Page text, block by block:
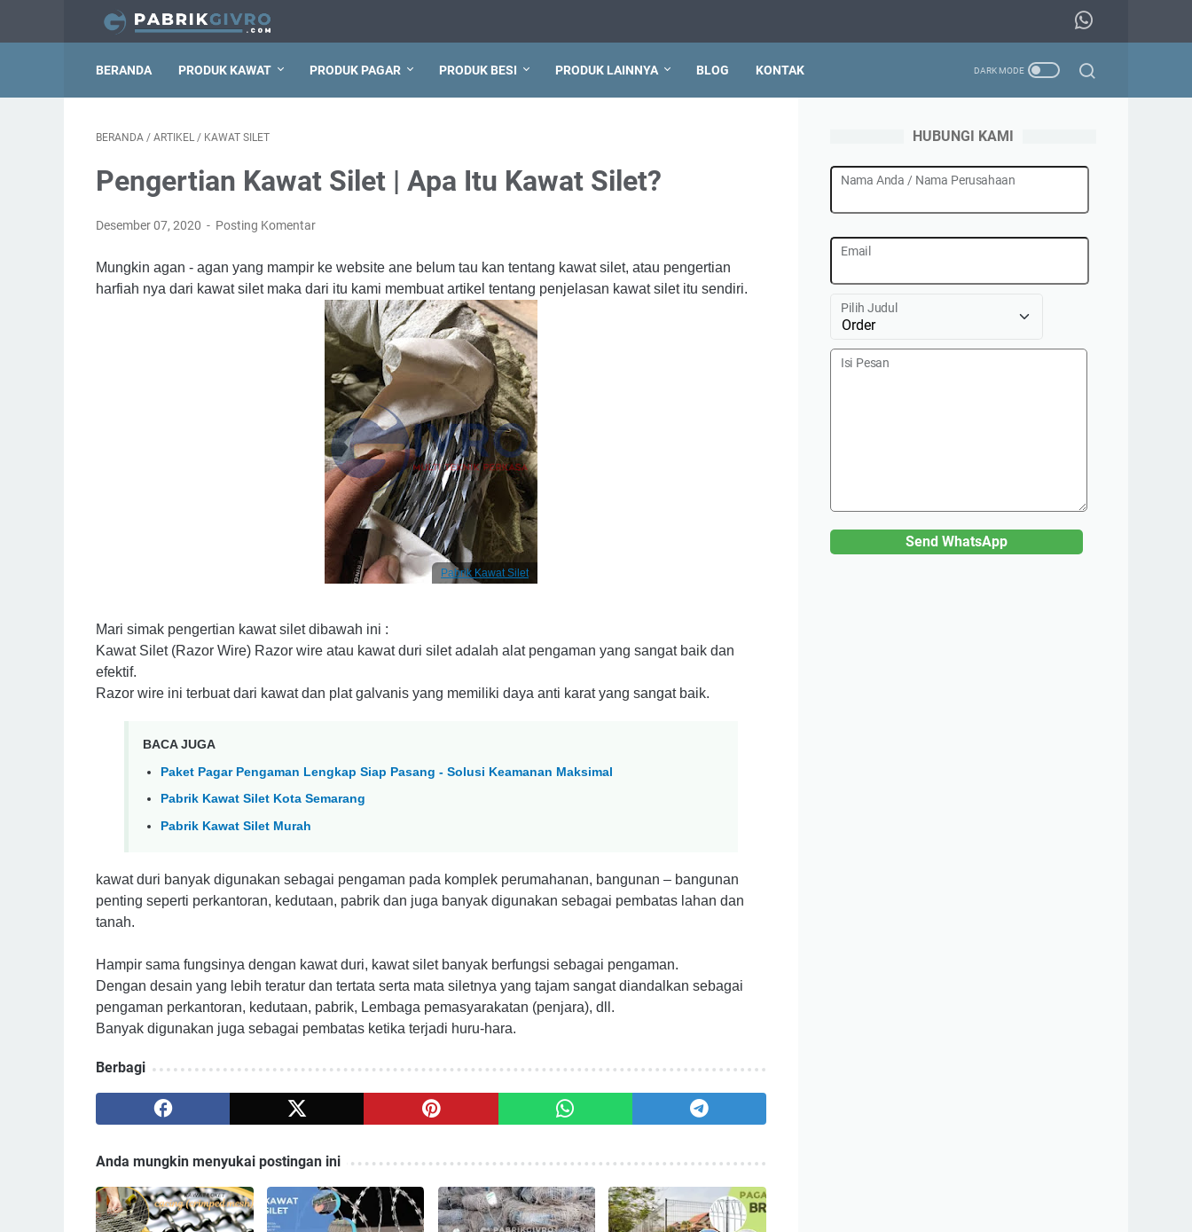
BERANDA PRODUK KAWAT PRODUK PAGAR PRODUK BESI PRODUK LAINNYA BLOG KONTAK
BERANDA / ARTIKEL / KAWAT SILET
Pengertian Kawat Silet | Apa Itu Kawat Silet?
Desember 07, 2020 Posting Komentar
Mungkin agan - agan yang mampir ke website ane belum tau kan tentang kawat silet, atau pengertian
harfiah nya dari kawat silet maka dari itu kami membuat artikel tentang penjelasan kawat silet itu sendiri.
Pabrik Kawat Silet
Mari simak pengertian kawat silet dibawah ini :
Kawat Silet (Razor Wire) Razor wire atau kawat duri silet adalah alat pengaman yang sangat baik dan
efektif.
Razor wire ini terbuat dari kawat dan plat galvanis yang memiliki daya anti karat yang sangat baik.
BACA JUGA
Paket Pagar Pengaman Lengkap Siap Pasang - Solusi Keamanan Maksimal
Pabrik Kawat Silet Kota Semarang
Pabrik Kawat Silet Murah
kawat duri banyak digunakan sebagai pengaman pada komplek perumahanan, bangunan – bangunan
penting seperti perkantoran, kedutaan, pabrik dan juga banyak digunakan sebagai pembatas lahan dan
tanah.
Hampir sama fungsinya dengan kawat duri, kawat silet banyak berfungsi sebagai pengaman.
Dengan desain yang lebih teratur dan tertata serta mata siletnya yang tajam sangat diandalkan sebagai
pengaman perkantoran, kedutaan, pabrik, Lembaga pemasyarakatan (penjara), dll.
Banyak digunakan juga sebagai pembatas ketika terjadi huru-hara.
Berbagi
Anda mungkin menyukai postingan ini
HUBUNGI KAMI
Nama Anda / Nama Perusahaan
Email
Pilih Judul
Isi Pesan
Send WhatsApp